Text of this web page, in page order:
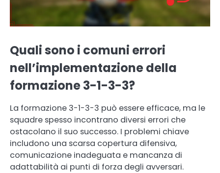
Quali sono i comuni errori
nell’implementazione della
formazione 3-1-3-3?
La formazione 3-1-3-3 può essere efficace, ma le
squadre spesso incontrano diversi errori che
ostacolano il suo successo. I problemi chiave
includono una scarsa copertura difensiva,
comunicazione inadeguata e mancanza di
adattabilità ai punti di forza degli avversari.